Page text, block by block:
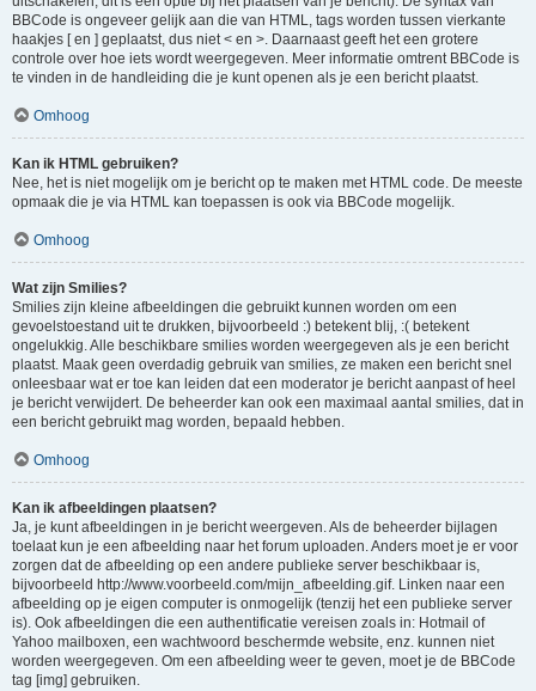
BBCode is ongeveer gelijk aan die van HTML, tags worden tussen vierkante
haakjes [ en ] geplaatst, dus niet < en >. Daarnaast geeft het een grotere
controle over hoe iets wordt weergegeven. Meer informatie omtrent BBCode is
te vinden in de handleiding die je kunt openen als je een bericht plaatst.
Omhoog
Kan ik HTML gebruiken?
Nee, het is niet mogelijk om je bericht op te maken met HTML code. De meeste
opmaak die je via HTML kan toepassen is ook via BBCode mogelijk.
Omhoog
Wat zijn Smilies?
Smilies zijn kleine afbeeldingen die gebruikt kunnen worden om een
gevoelstoestand uit te drukken, bijvoorbeeld :) betekent blij, :( betekent
ongelukkig. Alle beschikbare smilies worden weergegeven als je een bericht
plaatst. Maak geen overdadig gebruik van smilies, ze maken een bericht snel
onleesbaar wat er toe kan leiden dat een moderator je bericht aanpast of heel
je bericht verwijdert. De beheerder kan ook een maximaal aantal smilies, dat in
een bericht gebruikt mag worden, bepaald hebben.
Omhoog
Kan ik afbeeldingen plaatsen?
Ja, je kunt afbeeldingen in je bericht weergeven. Als de beheerder bijlagen
toelaat kun je een afbeelding naar het forum uploaden. Anders moet je er voor
zorgen dat de afbeelding op een andere publieke server beschikbaar is,
bijvoorbeeld http://www.voorbeeld.com/mijn_afbeelding.gif. Linken naar een
afbeelding op je eigen computer is onmogelijk (tenzij het een publieke server
is). Ook afbeeldingen die een authentificatie vereisen zoals in: Hotmail of
Yahoo mailboxen, een wachtwoord beschermde website, enz. kunnen niet
worden weergegeven. Om een afbeelding weer te geven, moet je de BBCode
tag [img] gebruiken.